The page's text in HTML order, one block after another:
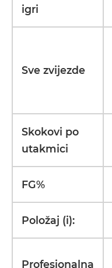
igri
Sve zvijezde
Skokovi po
utakmici
FG%
Položaj (i):
Profesionalna